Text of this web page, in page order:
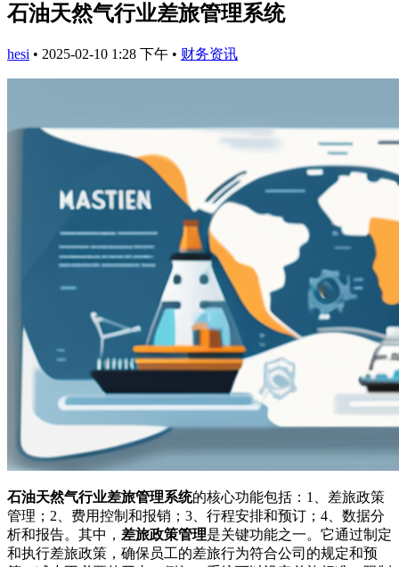
石油天然气行业差旅管理系统
hesi • 2025-02-10 1:28 下午 • 财务资讯
石油天然气行业差旅管理系统的核心功能包括：1、差旅政策
管理；2、费用控制和报销；3、行程安排和预订；4、数据分
析和报告。其中， 差旅政策管理是关键功能之一。它通过制定
和执行差旅政策，确保员工的差旅行为符合公司的规定和预